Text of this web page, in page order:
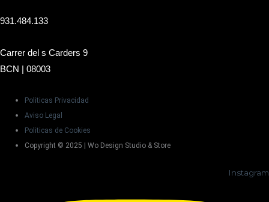
931.484.133
Carrer del s Carders 9
BCN | 08003
Politicas Privacidad
Aviso Legal
Politicas de Cookies
Copyright © 2025 | Wo Design Studio & Store
Instagram